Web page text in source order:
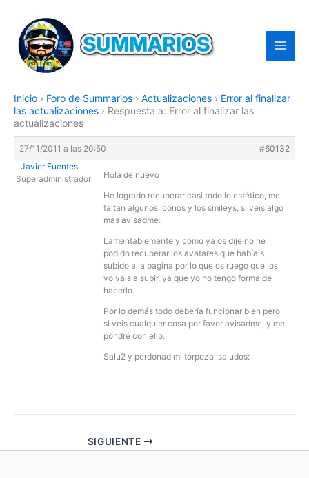
contenido
Inicio › Foro de Summarios › Actualizaciones › Error al finalizar
las actualizaciones › Respuesta a: Error al finalizar las
actualizaciones
27/11/2011 a las 20:50
#60132
Javier Fuentes
Superadministrador
Hola de nuevo
He logrado recuperar casi todo lo estético, me
faltan algunos iconos y los smileys, si veis algo
mas avisadme.
Lamentablemente y como ya os dije no he
podido recuperar los avatares que habíais
subido a la pagina por lo que os ruego que los
volváis a subir, ya que yo no tengo forma de
hacerlo.
Por lo demás todo debería funcionar bien pero
si veis cualquier cosa por favor avisadme, y me
pondré con ello.
Salu2 y perdonad mi torpeza :saludos:
SIGUIENTE